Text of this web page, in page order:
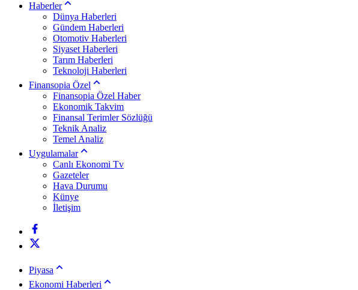
Haberler
Dünya Haberleri
Gündem Haberleri
Otomotiv Haberleri
Siyaset Haberleri
Tarım Haberleri
Teknoloji Haberleri
Finansopia Özel
Finansopia Özel Haber
Ekonomik Takvim
Finansal Terimler Sözlüğü
Teknik Analiz
Temel Analiz
Uygulamalar
Canlı Ekonomi Tv
Gazeteler
Hava Durumu
Künye
İletişim
Piyasa
Ekonomi Haberleri